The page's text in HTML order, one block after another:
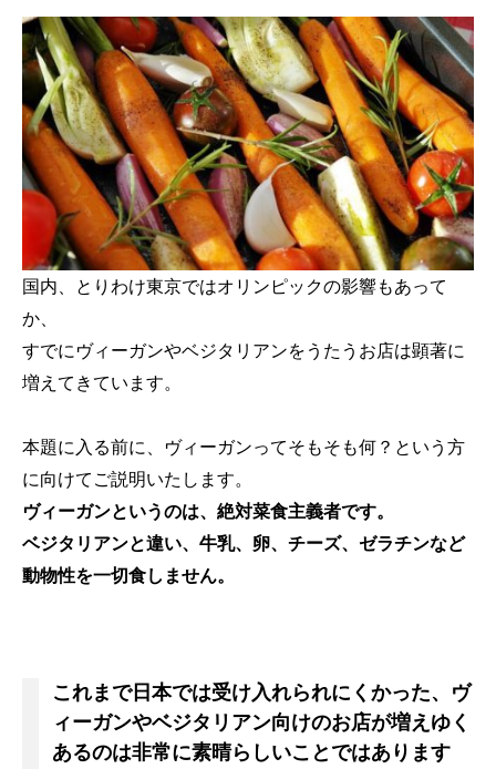
国内、とりわけ東京ではオリンピックの影響もあって
か、
すでにヴィーガンやベジタリアンをうたうお店は顕著に
増えてきています。
本題に入る前に、ヴィーガンってそもそも何？という方
に向けてご説明いたします。
ヴィーガンというのは、絶対菜食主義者です。
ベジタリアンと違い、牛乳、卵、チーズ、ゼラチンなど
動物性を一切食しません。
これまで日本では受け入れられにくかった、ヴ
ィーガンやベジタリアン向けのお店が増えゆく
あるのは非常に素晴らしいことではあります